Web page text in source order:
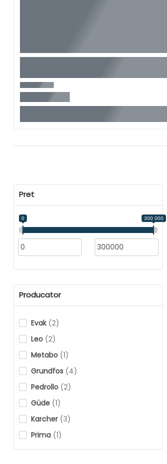
Pret
0 300 000
Producator
Evak (2)
Leo (2)
Metabo (1)
Grundfos (4)
Pedrollo (2)
Güde (1)
Karcher (3)
Prima (1)
Dab(1)